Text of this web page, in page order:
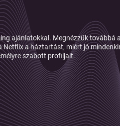
ajánlatokkal. Megnézzük továbbá
a háztartást, miért jó
szabott profiljait.